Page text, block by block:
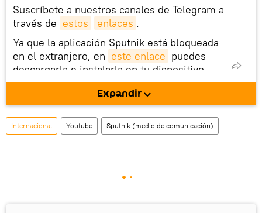
Suscríbete a nuestros canales de Telegram a
través de estos enlaces .
Ya que la aplicación Sputnik está bloqueada
en el extranjero, en este enlace puedes
descargarla e instalarla en tu dispositivo
móvil (¡solo para Android!).
También tenemos una cuenta en la red
social rusa VK .
Expandir
Internacional Youtube Sputnik (medio de comunicación)